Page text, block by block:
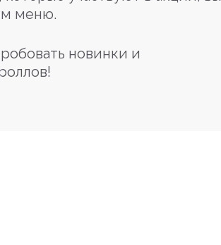
меню.
новинки и